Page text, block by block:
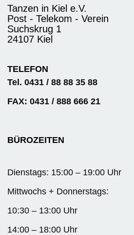
Tanzen in Kiel e.V.
Post - Telekom - Verein
Suchskrug 1
24107 Kiel
TELEFON
Tel. 0431 / 88 88 35 88
FAX: 0431 / 888 666 21
BÜROZEITEN
Dienstags: 15:00 – 19:00 Uhr
Mittwochs + Donnerstags:
10:30 – 13:00 Uhr
14:00 – 18:00 Uhr